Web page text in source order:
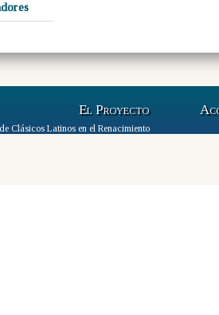
El Proyecto
Clásicos Latinos en el Renacimiento